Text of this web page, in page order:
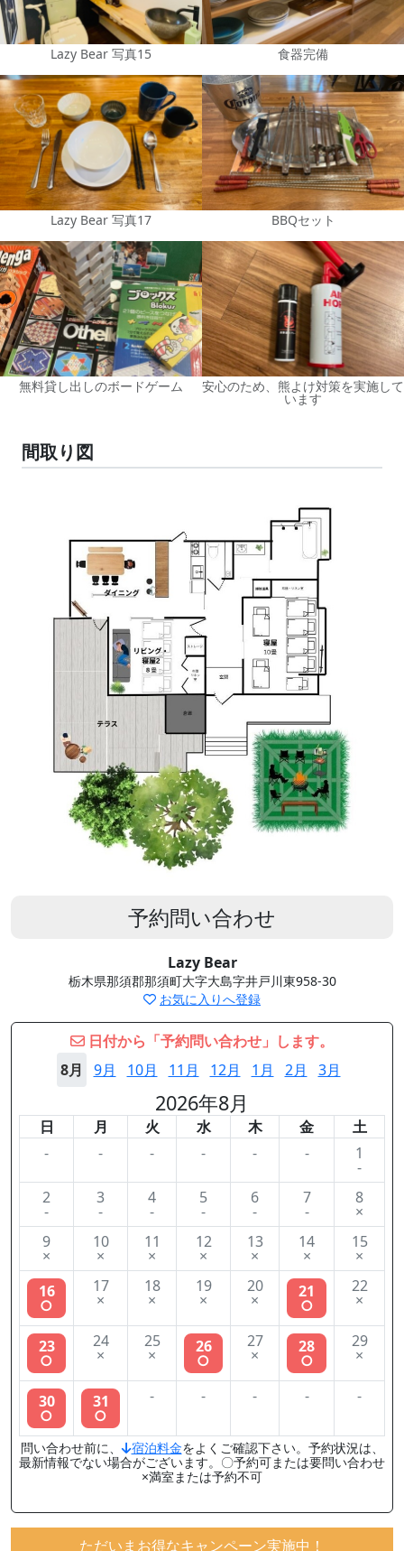
Lazy Bear 写真15 食器完備
Lazy Bear 写真17 BBQセット
無料貸し出しのボードゲーム 安心のため、熊よけ対策を実施して
います
間取り図
予約問い合わせ
Lazy Bear
栃木県那須郡那須町大字大島字井戸川東958-30
お気に入りへ登録
日付から「予約問い合わせ」します。
8月
9月 10月 11月 12月 1月 2月 3月
2026年8月
日 月 火 水 木 金
土
-
- - - - - 1
-
2
-
3
-
4
-
5
-
6
-
7
-
8
×
9
×
10
×
11
×
12
×
13
×
14
×
15
×
16
○
17
×
18
×
19
×
20
× 21
○
22
×
23
○
24
×
25
× 26
○
27
× 28
○
29
×
30
○
31
○
- - - - -
問い合わせ前に、 宿泊料金をよくご確認下さい。予約状況は、
最新情報でない場合がございます。〇予約可または要問い合わせ
×満室または予約不可
ただいまお得なキャンペーン実施中！